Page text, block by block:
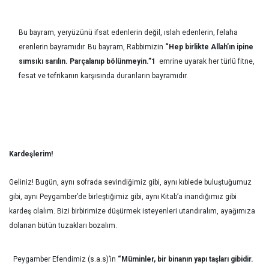
Bu bayram, yeryüzünü ifsat edenlerin değil, ıslah edenlerin, felaha
erenlerin bayramıdır. Bu bayram, Rabbimizin “Hep birlikte Allah’ın ipine
sımsıkı sarılın. Parçalanıp bölünmeyin.”1
emrine uyarak her türlü fitne,
fesat ve tefrikanın karşısında duranların bayramıdır.
Kardeşlerim!
Geliniz! Bugün, aynı sofrada sevindiğimiz gibi, aynı kıblede buluştuğumuz
gibi, aynı Peygamber’de birleştiğimiz gibi, aynı Kitab’a inandığımız gibi
kardeş olalım. Bizi birbirimize düşürmek isteyenleri utandıralım, ayağımıza
dolanan bütün tuzakları bozalım.
Peygamber Efendimiz (s.a.s)’in “Müminler, bir binanın yapı taşları gibidir.